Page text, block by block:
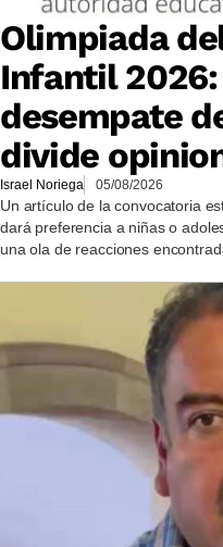
Olimpiada
Infantil
desempate
divide
Israel Noriega 05/08/2026
Un artículo de la convocatoria
dará preferencia a niñas o
una ola de reacciones